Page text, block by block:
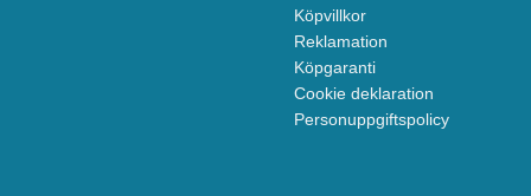
Köpvillkor
Reklamation
Köpgaranti
Cookie deklaration
Personuppgiftspolicy